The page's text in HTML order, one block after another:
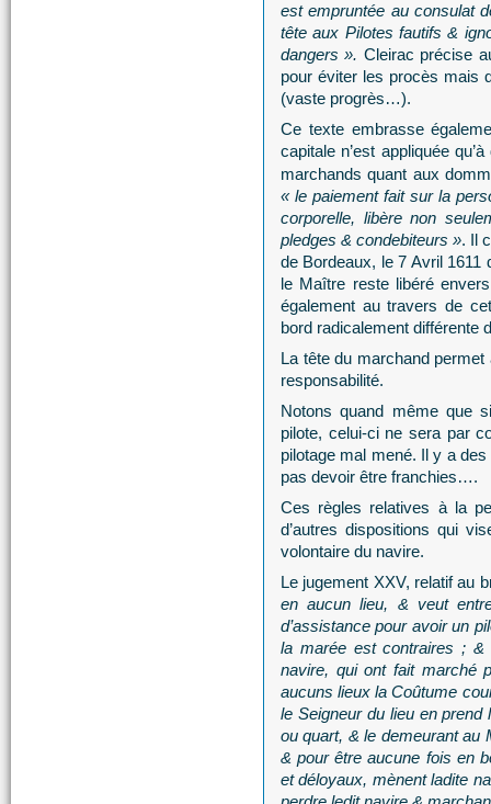
est empruntée au consulat
tête aux Pilotes fautifs &
dangers ». Cleirac précise
pour éviter les procès mais
(vaste progrès…).
Ce texte embrasse
capitale n’est appliquée
marchands quant aux
« le paiement fait sur la
corporelle, libère non
pledges & condebiteurs ». Il
de Bordeaux, le 7 Avril
le Maître reste libéré
également au travers de
bord radicalement différente
La tête du marchand
responsabilité.
Notons quand même que
pilote, celui-ci ne sera par
pilotage mal mené. Il y a
pas devoir être franchies….
Ces règles relatives à la
d’autres dispositions qui
volontaire du navire.
Le jugement XXV, relatif au
en aucun lieu, & veut
d’assistance pour avoir un
la marée est contraires ; &
navire, qui ont fait marché
aucuns lieux la Coûtume
le Seigneur du lieu en
ou quart, & le demeurant
& pour être aucune fois en
et déloyaux, mènent ladite